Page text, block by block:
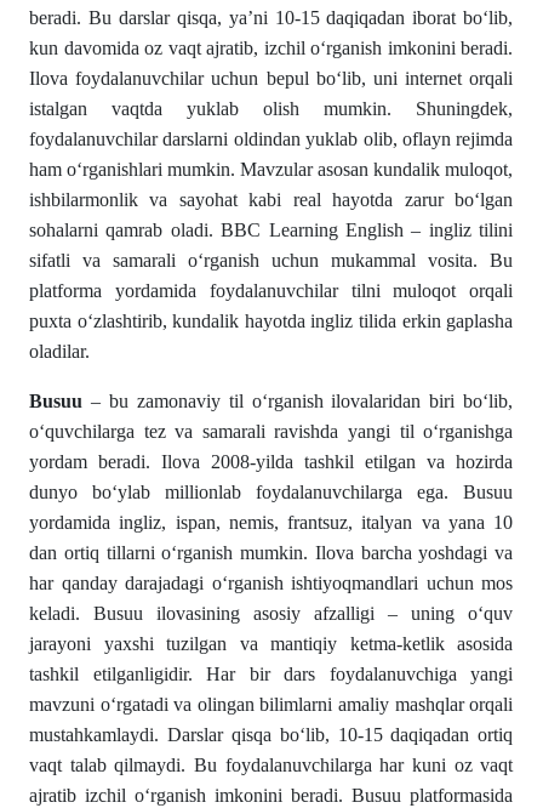
beradi. Bu darslar qisqa, ya’ni 10-15 daqiqadan iborat bo‘lib,
kun davomida oz vaqt ajratib, izchil o‘rganish imkonini beradi.
Ilova foydalanuvchilar uchun bepul bo‘lib, uni internet orqali
istalgan vaqtda yuklab olish mumkin. Shuningdek,
foydalanuvchilar darslarni oldindan yuklab olib, oflayn rejimda
ham o‘rganishlari mumkin. Mavzular asosan kundalik muloqot,
ishbilarmonlik va sayohat kabi real hayotda zarur bo‘lgan
sohalarni qamrab oladi. BBC Learning English – ingliz tilini
sifatli va samarali o‘rganish uchun mukammal vosita. Bu
platforma yordamida foydalanuvchilar tilni muloqot orqali
puxta o‘zlashtirib, kundalik hayotda ingliz tilida erkin gaplasha
oladilar.
Busuu – bu zamonaviy til o‘rganish ilovalaridan biri bo‘lib,
o‘quvchilarga tez va samarali ravishda yangi til o‘rganishga
yordam beradi. Ilova 2008-yilda tashkil etilgan va hozirda
dunyo bo‘ylab millionlab foydalanuvchilarga ega. Busuu
yordamida ingliz, ispan, nemis, frantsuz, italyan va yana 10
dan ortiq tillarni o‘rganish mumkin. Ilova barcha yoshdagi va
har qanday darajadagi o‘rganish ishtiyoqmandlari uchun mos
keladi. Busuu ilovasining asosiy afzalligi – uning o‘quv
jarayoni yaxshi tuzilgan va mantiqiy ketma-ketlik asosida
tashkil etilganligidir. Har bir dars foydalanuvchiga yangi
mavzuni o‘rgatadi va olingan bilimlarni amaliy mashqlar orqali
mustahkamlaydi. Darslar qisqa bo‘lib, 10-15 daqiqadan ortiq
vaqt talab qilmaydi. Bu foydalanuvchilarga har kuni oz vaqt
ajratib izchil o‘rganish imkonini beradi. Busuu platformasida